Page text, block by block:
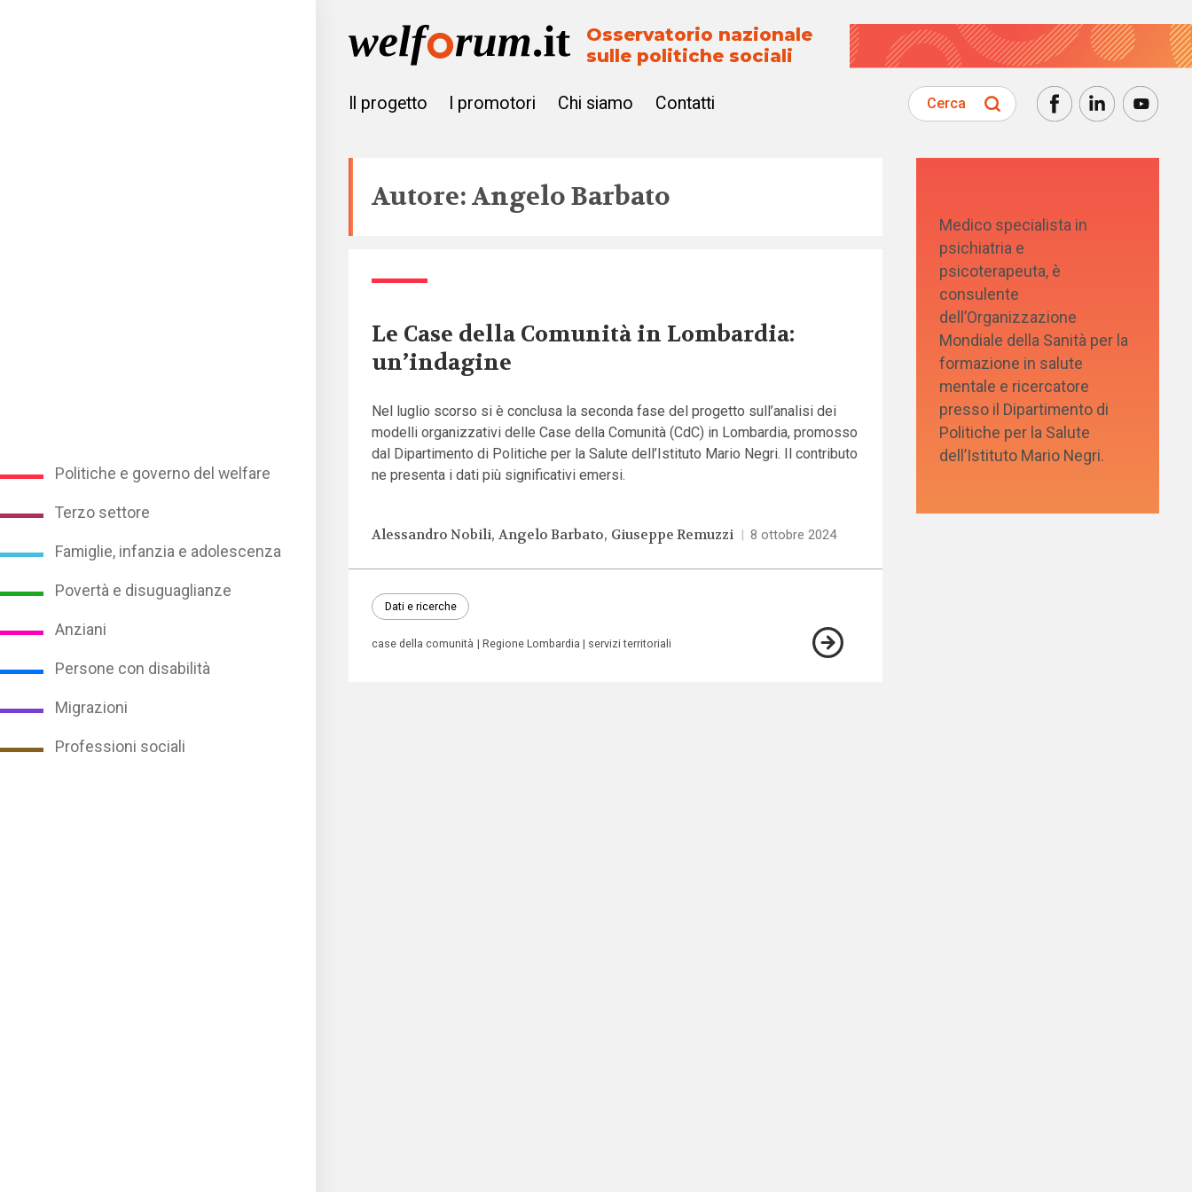
Politiche e governo del welfare
Terzo settore
Famiglie, infanzia e adolescenza
Povertà e disuguaglianze
Anziani
Persone con disabilità
Migrazioni
Professioni sociali
Osservatorio nazionale
sulle politiche sociali
Il progetto I promotori Chi siamo Contatti Cerca
Autore: Angelo Barbato
Le Case della Comunità in Lombardia:
un’indagine
Nel luglio scorso si è conclusa la seconda fase del progetto sull’analisi dei
modelli organizzativi delle Case della Comunità (CdC) in Lombardia, promosso
dal Dipartimento di Politiche per la Salute dell’Istituto Mario Negri. Il contributo
ne presenta i dati più significativi emersi.
Alessandro Nobili Angelo Barbato Giuseppe Remuzzi | 8 ottobre 2024
Dati e ricerche
case della comunità Regione Lombardia servizi territoriali
Medico specialista in
psichiatria e
psicoterapeuta, è
consulente
dell’Organizzazione
Mondiale della Sanità per la
formazione in salute
mentale e ricercatore
presso il Dipartimento di
Politiche per la Salute
dell’Istituto Mario Negri.